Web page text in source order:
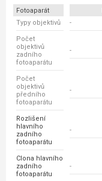
Fotoaparát
Typy objektivů
-
Počet
objektivů
zadního
fotoaparátu
-
Počet
objektivů
předního
fotoaparátu
-
Rozlišení
hlavního
zadního
fotoaparátu
-
Clona hlavního
zadního
fotoaparátu
-